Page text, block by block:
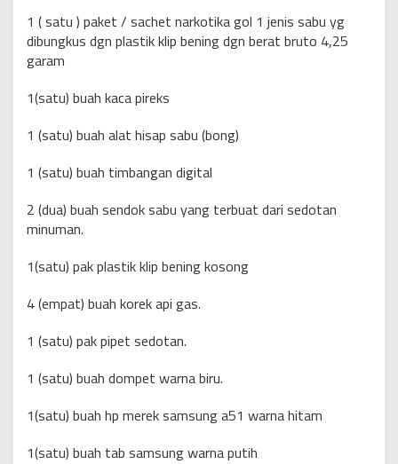
1 ( satu ) paket / sachet narkotika gol 1 jenis sabu yg
dibungkus dgn plastik klip bening dgn berat bruto 4,25
garam
1(satu) buah kaca pireks
1 (satu) buah alat hisap sabu (bong)
1 (satu) buah timbangan digital
2 (dua) buah sendok sabu yang terbuat dari sedotan
minuman.
1(satu) pak plastik klip bening kosong
4 (empat) buah korek api gas.
1 (satu) pak pipet sedotan.
1 (satu) buah dompet warna biru.
1(satu) buah hp merek samsung a51 warna hitam
1(satu) buah tab samsung warna putih